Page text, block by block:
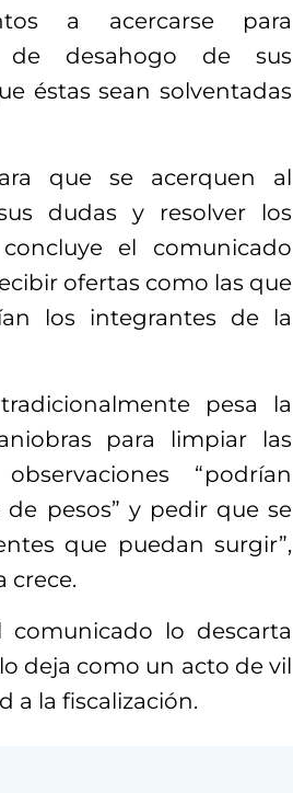
a acercarse para
de desahogo de sus
éstas sean solventadas
que se acerquen al
dudas y resolver los
el comunicado
ofertas como las que
los integrantes de la
pesa la
para limpiar las
“podrían
pesos” y pedir que se
que puedan surgir”,
crece.
lo descarta
deja como un acto de vil
a la fiscalización.